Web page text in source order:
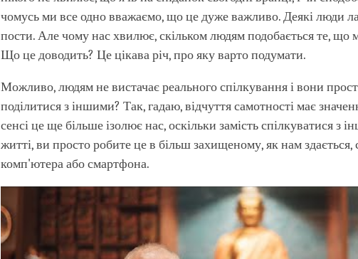
чомусь ми все одно вважаємо, що це дуже важливо. Деякі люди
пости. Але чому нас хвилює, скільком людям подобається те, що
Що це доводить? Це цікава річ, про яку варто подумати.
Можливо, людям не вистачає реального спілкування і вони
поділитися з іншими? Так, гадаю, відчуття самотності має
сенсі це ще більше ізолює нас, оскільки замість спілкуватися з
житті, ви просто робите це в більш захищеному, як нам здається,
комп'ютера або смартфона.